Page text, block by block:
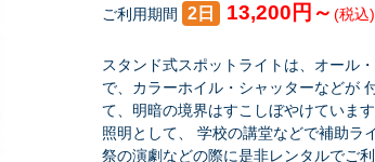
ご利用期間 2日 13,200円～ (税込)
スタンド式スポットライトは、オール
で、カラーホイル・シャッターなどが
て、明暗の境界はすこしぼやけていま
照明として、 学校の講堂などで補助ラ
祭の演劇などの際に是非レンタルでご